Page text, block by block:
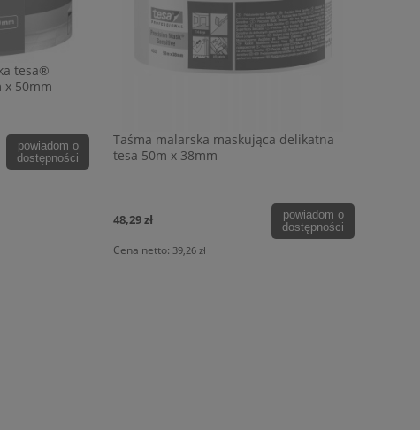
tesa®
x 50mm
powiadom o
dostępności
Taśma malarska maskująca delikatna
tesa 50m x 38mm
48,29 zł
Cena netto: 39,26 zł
powiadom o
dostępności